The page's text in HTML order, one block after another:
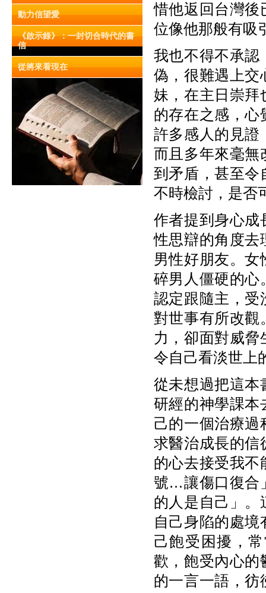
動力信望愛
《啟示錄》：一封切合時代的書
信
從將來看現在
惜他返回台灣後
位像他那般有吸
我也不得不承認
偽，很難遇上交
妹，在主日崇拜
的存在之感，心
許多感人的見證
而且多年來毫無
到矛盾，甚至令
不時檢討，是否
作者提到身心成
性思辯的角度去
男性好朋友。
碎男人僵硬的心
認定跟隨主，受
對世事有所改觀
力，卻面對威
令自己看淡世上
從未想過把這本
研經的神學課本
己的一個治療過
求醫治成長的信
的心去接受我不
號…讓傷口復合
的人是自己」。
自己身陷的處
己飽受困擾，
歡，飽受內心的
的一言一語，彷